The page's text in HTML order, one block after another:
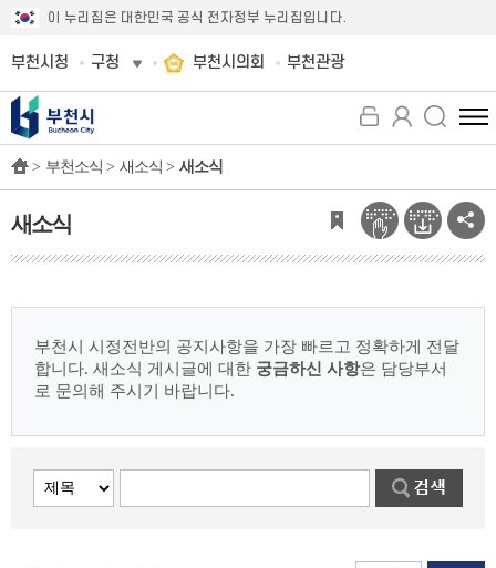
이 누리집은 대한민국 공식 전자정부 누리집입니다.
부천시청 구청 부천시의회 부천관광
전
체
뉴
보
기
> 부천소식 > 새소식 > 새소식
새소식
부천시 시정전반의 공지사항을 가장 빠르고 정확하게 전달
합니다. 새소식 게시글에 대한 궁금하신 사항은 담당부서
로 문의해 주시기 바랍니다.